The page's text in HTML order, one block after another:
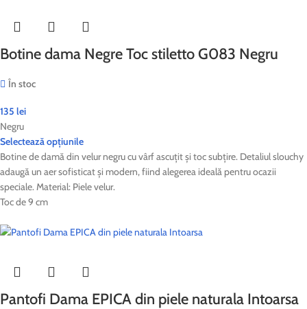
Botine dama Negre Toc stiletto G083 Negru
În stoc
135 lei
Negru
Selectează opțiunile
Botine de damă din velur negru cu vârf ascuțit și toc subțire. Detaliul slouchy
adaugă un aer sofisticat și modern, fiind alegerea ideală pentru ocazii
speciale. Material: Piele velur.
Toc de 9 cm
Pantofi Dama EPICA din piele naturala Intoarsa